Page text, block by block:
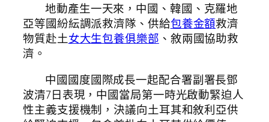
地動產生一天來，中國、韓國、克羅地
亞等國紛紜調派救濟隊、供給包養金額救濟
物質赴土女大生包養俱樂部 、敘兩國協助救
濟。
中國國度國際成長一起配合署副署長鄧
波清7日表現，中國當局第一時光啟動緊迫人
性主義支援機制，決議向土耳其和敘利亞供